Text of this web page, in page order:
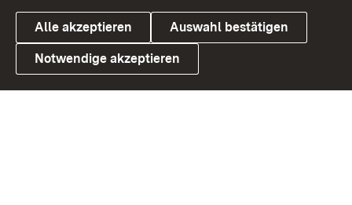
Link zum Landesportal
Alle akzeptieren Auswahl bestätigen
Notwendige akzeptieren